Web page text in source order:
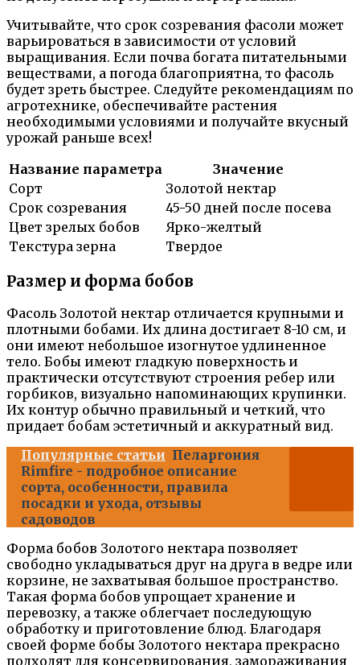
Учитывайте, что срок созревания фасоли может
варьироваться в зависимости от условий
выращивания. Если почва богата питательными
веществами, а погода благоприятна, то фасоль
будет зреть быстрее. Следуйте рекомендациям по
агротехнике, обеспечивайте растения
необходимыми условиями и получайте вкусный
урожай раньше всех!
Название параметра
Значение
Сорт
Золотой нектар
Срок созревания
45-50 дней после посева
Цвет зрелых бобов
Ярко-желтый
Текстура зерна
Твердое
Размер и форма бобов
Фасоль Золотой нектар отличается крупными и
плотными бобами. Их длина достигает 8-10 см, и
они имеют небольшое изогнутое удлиненное
тело. Бобы имеют гладкую поверхность и
практически отсутствуют строения ребер или
горбиков, визуально напоминающих крупинки.
Их контур обычно правильный и четкий, что
придает бобам эстетичный и аккуратный вид.
Популярные статьи Пеларгония
Rimfire - подробное описание
сорта, особенности, правила
посадки и ухода, отзывы
садоводов
Форма бобов Золотого нектара позволяет
свободно укладываться друг на друга в ведре или
корзине, не захватывая большое пространство.
Такая форма бобов упрощает хранение и
перевозку, а также облегчает последующую
обработку и приготовление блюд. Благодаря
своей форме бобы Золотого нектара прекрасно
подходят для консервирования, замораживания